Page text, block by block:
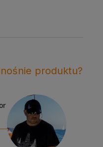
produktu?